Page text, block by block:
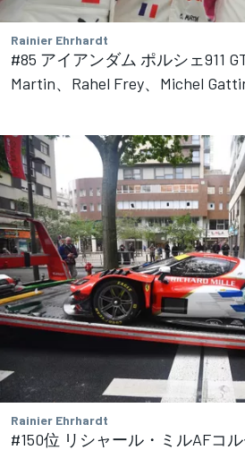
Rainier Ehrhardt
#85 アイアンダム ポルシェ911
Martin、Rahel Frey、Michel
Rainier Ehrhardt
#150位 リシャール・ミルAFコ